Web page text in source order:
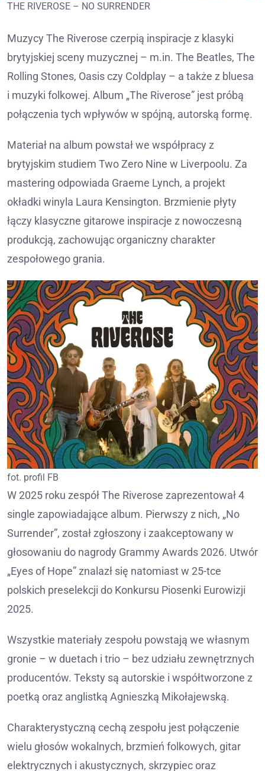
THE RIVEROSE – NO SURRENDER
Muzycy The Riverose czerpią inspiracje z klasyki
brytyjskiej sceny muzycznej – m.in. The Beatles, The
Rolling Stones, Oasis czy Coldplay – a także z bluesa
i muzyki folkowej. Album „The Riverose” jest próbą
połączenia tych wpływów w spójną, autorską formę.
Materiał na album powstał we współpracy z
brytyjskim studiem Two Zero Nine w Liverpoolu. Za
mastering odpowiada Graeme Lynch, a projekt
okładki winyla Laura Kensington. Brzmienie płyty
łączy klasyczne gitarowe inspiracje z nowoczesną
produkcją, zachowując organiczny charakter
zespołowego grania.
fot. profil FB
W 2025 roku zespół The Riverose zaprezentował 4
single zapowiadające album. Pierwszy z nich, „No
Surrender”, został zgłoszony i zaakceptowany w
głosowaniu do nagrody Grammy Awards 2026. Utwór
„Eyes of Hope” znalazł się natomiast w 25-tce
polskich preselekcji do Konkursu Piosenki Eurowizji
2025.
Wszystkie materiały zespołu powstają we własnym
gronie – w duetach i trio – bez udziału zewnętrznych
producentów. Teksty są autorskie i współtworzone z
poetką oraz anglistką Agnieszką Mikołajewską.
Charakterystyczną cechą zespołu jest połączenie
wielu głosów wokalnych, brzmień folkowych, gitar
elektrycznych i akustycznych, skrzypiec oraz